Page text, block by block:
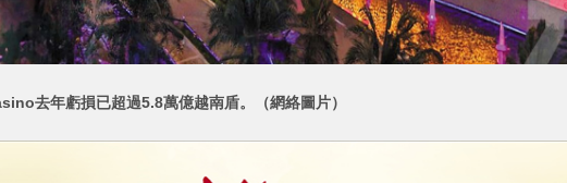
去年虧損已超過5.8萬億越南盾。（網絡圖片）